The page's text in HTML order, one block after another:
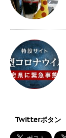
Twitterボタン